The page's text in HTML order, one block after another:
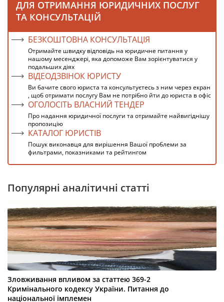
ДЛЯ ОТРИМАННЯ ЮРИДИЧНИХ ПОСЛУГ
ТА КОНСУЛЬТАЦІЙ
БЕЗКОШТОВНА КОНСУЛЬТАЦІЯ
Отримайте швидку відповідь на юридичне питання у
нашому месенджері, яка допоможе Вам зорієнтуватися у
подальших діях
ВІДЕОДЗВІНОК ЮРИСТУ
Ви бачите свого юриста та консультуєтесь з ним через екран
, щоб отримати послугу Вам не потрібно йти до юриста в офіс
ОГОЛОСІТЬ ВЛАСНИЙ ТЕНДЕР
Про надання юридичної послуги та отримайте найвигіднішу
пропозицію
КАТАЛОГ ЮРИСТІВ
Пошук виконавця для вирішення Вашої проблеми за
фильтрами, показниками та рейтингом
Популярні аналітичні статті
Зловживання впливом за статтею 369-2
Кримінального кодексу України. Питання до
національної імплемен